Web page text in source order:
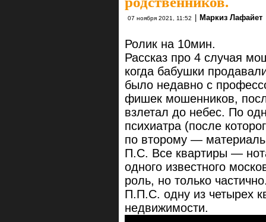
07 ноября 2021, 11:52 Маркиз Лафайет
Ролик на 10мин.
Рассказ про 4 случая
когда бабушки
было недавно с
фишек мошенников,
взлетал до небес. По
психиатра (после
по второму —
П.С. Все квартиры —
одного известного
роль, но только
П.П.С. одну из четырех
недвижимости.